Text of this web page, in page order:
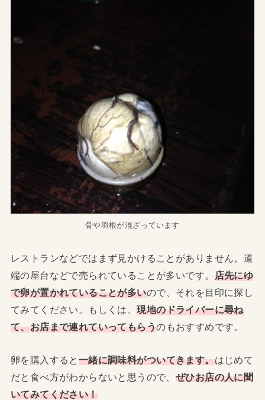
骨や羽根が混ざっています
レストランなどではまず見かけることがありません。道
端の屋台などで売られていることが多いです。 店先にゆ
で卵が置かれていることが多いので、それを目印に探し
てみてください。もしくは、現地のドライバーに尋ね
て、お店まで連れていってもらうのもおすすめです。
卵を購入すると 一緒に調味料がついてきます。はじめて
だと食べ方がわからないと思うので、 ぜひお店の人に聞
いてみてください！